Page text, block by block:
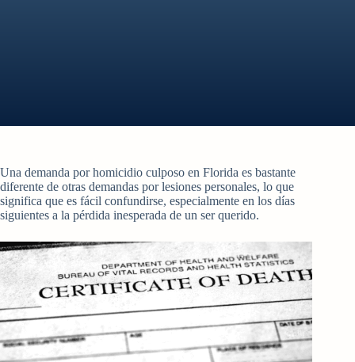
Una demanda por homicidio culposo en Florida es bastante
diferente de otras demandas por lesiones personales, lo que
significa que es fácil confundirse, especialmente en los días
siguientes a la pérdida inesperada de un ser querido.